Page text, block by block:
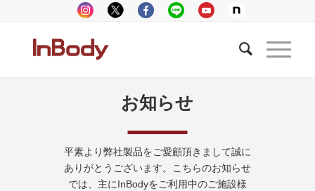
お知らせ
平素より弊社製品をご愛顧頂きまして誠に
ありがとうございます。こちらのお知らせ
では、主にInBodyをご利用中のご施設様